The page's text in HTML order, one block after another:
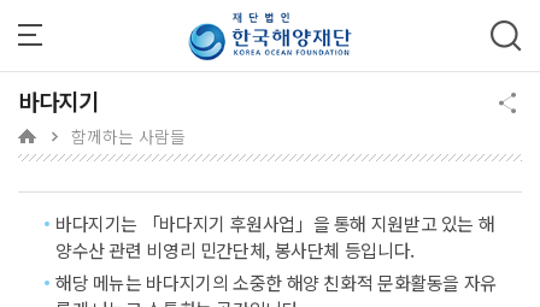
본문 바로가기
주메뉴 바로가기
하단 바로가기
바다지기
함께하는 사람들
바다지기는 「바다지기 후원사업」을 통해 지원받고 있는 해
양수산 관련 비영리 민간단체, 봉사단체 등입니다.
해당 메뉴는 바다지기의 소중한 해양 친화적 문화활동을 자유